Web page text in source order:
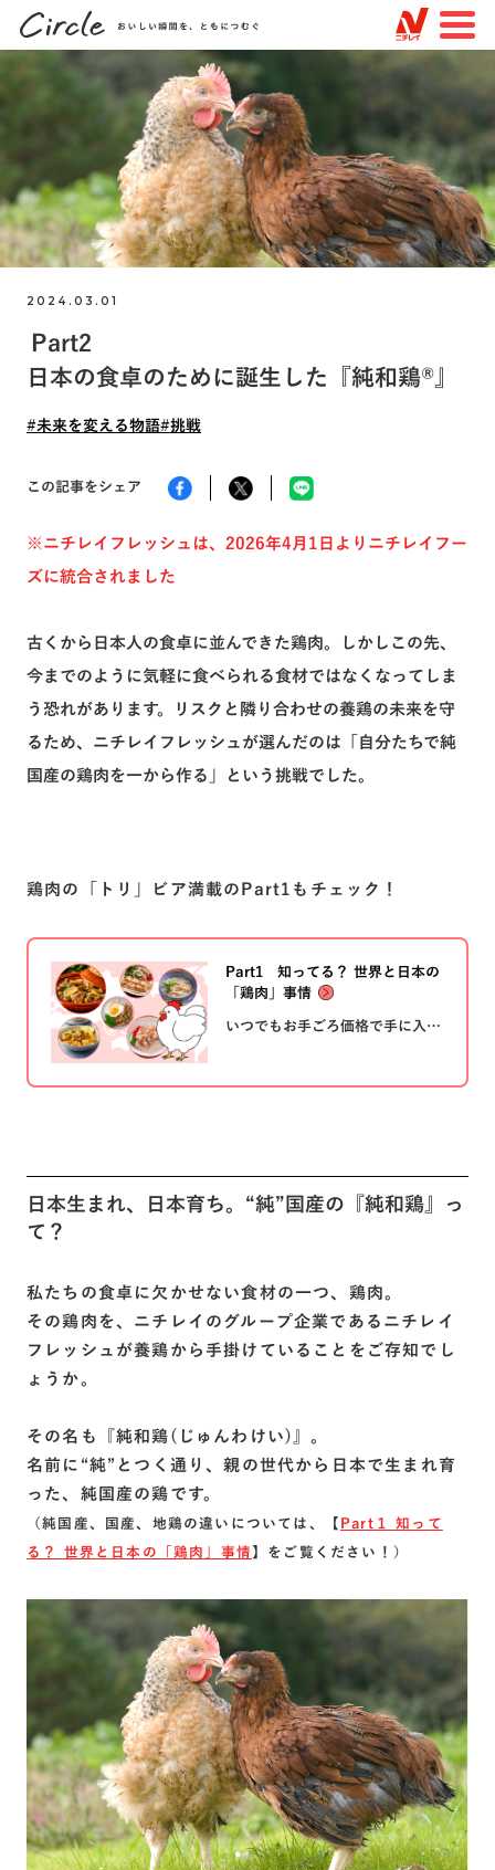
JP EN
TOP すべての記事 特集
知る・楽しむ
#ニチレイロジグループ
#品質 #サステナビリティ #挑戦
2024.03.01
Part2
日本の食卓のために誕生した『純和鶏®️』
#未来を変える物語#挑戦
この記事をシェア
※ニチレイフレッシュは、2026年4月1日よりニチレイフー
ズに統合されました
古くから日本人の食卓に並んできた鶏肉。しかしこの先、
今までのように気軽に食べられる食材ではなくなってしま
う恐れがあります。リスクと隣り合わせの養鶏の未来を守
るため、ニチレイフレッシュが選んだのは「自分たちで純
国産の鶏肉を一から作る」という挑戦でした。
鶏肉の「トリ」ビア満載のPart1もチェック！
Part1 知ってる？ 世界と日本の
「鶏肉」事情
いつでもお手ごろ価格で手に入
っていれば少し自慢できるかもし
日本生まれ、日本育ち。“純”国産の『純和鶏』っ
て？
私たちの食卓に欠かせない食材の一つ、鶏肉。
その鶏肉を、ニチレイのグループ企業であるニチレイ
フレッシュが養鶏から手掛けていることをご存知でし
ょうか。
その名も『純和鶏(じゅんわけい)』。
名前に“純”とつく通り、親の世代から日本で生まれ育
った、純国産の鶏です。
（純国産、国産、地鶏の違いについては、【 Part１ 知って
る？ 世界と日本の「鶏肉」事情 】をご覧ください！）